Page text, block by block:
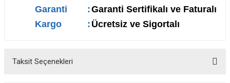
Garanti
:Garanti Sertifikalı ve Faturalı
Kargo
: Ücretsiz ve Sigortalı
Taksit Seçenekleri